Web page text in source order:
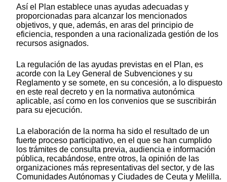
Así el Plan establece unas ayudas adecuadas y
proporcionadas para alcanzar los mencionados
objetivos, y que, además, en aras del principio de
eficiencia, responden a una racionalizada gestión de los
recursos asignados.
La regulación de las ayudas previstas en el Plan, es
acorde con la Ley General de Subvenciones y su
Reglamento y se somete, en su concesión, a lo dispuesto
en este real decreto y en la normativa autonómica
aplicable, así como en los convenios que se suscribirán
para su ejecución.
La elaboración de la norma ha sido el resultado de un
fuerte proceso participativo, en el que se han cumplido
los trámites de consulta previa, audiencia e información
pública, recabándose, entre otros, la opinión de las
organizaciones más representativas del sector, y de las
Comunidades Autónomas y Ciudades de Ceuta y Melilla.